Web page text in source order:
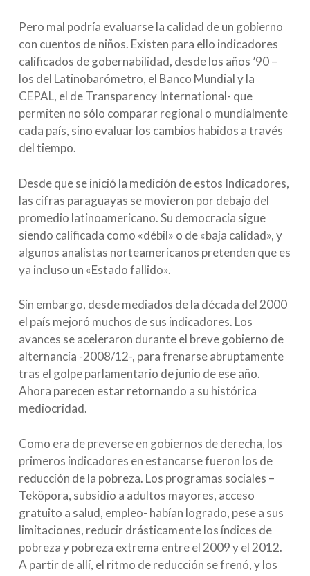
Pero mal podría evaluarse la calidad de un gobierno
con cuentos de niños. Existen para ello indicadores
calificados de gobernabilidad, desde los años ’90 –
los del Latinobarómetro, el Banco Mundial y la
CEPAL, el de Transparency International- que
permiten no sólo comparar regional o mundialmente
cada país, sino evaluar los cambios habidos a través
del tiempo.
Desde que se inició la medición de estos Indicadores,
las cifras paraguayas se movieron por debajo del
promedio latinoamericano. Su democracia sigue
siendo calificada como «débil» o de «baja calidad», y
algunos analistas norteamericanos pretenden que es
ya incluso un «Estado fallido».
Sin embargo, desde mediados de la década del 2000
el país mejoró muchos de sus indicadores. Los
avances se aceleraron durante el breve gobierno de
alternancia -2008/12-, para frenarse abruptamente
tras el golpe parlamentario de junio de ese año.
Ahora parecen estar retornando a su histórica
mediocridad.
Como era de preverse en gobiernos de derecha, los
primeros indicadores en estancarse fueron los de
reducción de la pobreza. Los programas sociales –
Teköpora, subsidio a adultos mayores, acceso
gratuito a salud, empleo- habían logrado, pese a sus
limitaciones, reducir drásticamente los índices de
pobreza y pobreza extrema entre el 2009 y el 2012.
A partir de allí, el ritmo de reducción se frenó, y los